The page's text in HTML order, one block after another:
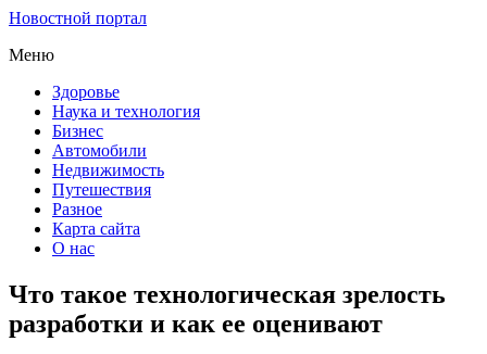
Новостной портал
Меню
Здоровье
Наука и технология
Бизнес
Автомобили
Недвижимость
Путешествия
Разное
Карта сайта
О нас
Что такое технологическая зрелость
разработки и как ее оценивают